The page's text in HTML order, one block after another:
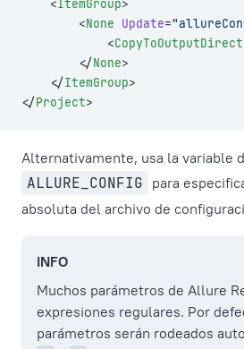
    <
ItemGroup>
        <
None Update=
            <
        </
None>
    </
ItemGroup>
</Project>
Alternativamente, usa la variable
ALLURE_CONFIG para
absoluta del archivo de
INFO
Muchos parámetros de Allure
expresiones regulares. Por
parámetros serán rodeados